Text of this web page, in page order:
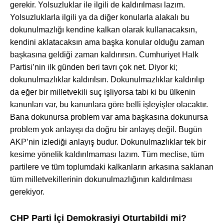
gerekir. Yolsuzluklar ile ilgili de kaldırılması lazım.
Yolsuzluklarla ilgili ya da diğer konularla alakalı bu
dokunulmazlığı kendine kalkan olarak kullanacaksın,
kendini aklatacaksın ama başka konular olduğu zaman
başkasına geldiği zaman kaldırırsın. Cumhuriyet Halk
Partisi’nin ilk günden beri tavrı çok net. Diyor ki;
dokunulmazlıklar kaldırılsın. Dokunulmazlıklar kaldırılıp
da eğer bir milletvekili suç işliyorsa tabi ki bu ülkenin
kanunları var, bu kanunlara göre belli işleyişler olacaktır.
Bana dokunursa problem var ama başkasına dokunursa
problem yok anlayışı da doğru bir anlayış değil. Bugün
AKP’nin izlediği anlayış budur. Dokunulmazlıklar tek bir
kesime yönelik kaldırılmaması lazım. Tüm meclise, tüm
partilere ve tüm toplumdaki kalkanların arkasına saklanan
tüm milletvekillerinin dokunulmazlığının kaldırılması
gerekiyor.
CHP Parti İçi Demokrasiyi Oturtabildi mi?